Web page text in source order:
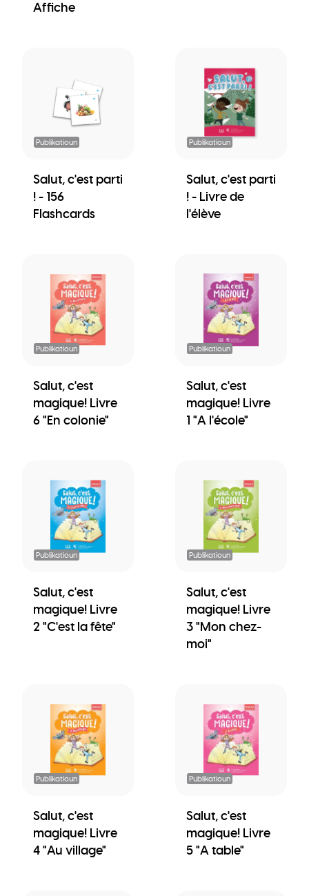
Affiche
Publikatioun
Salut, c'est parti
! - 156
Flashcards
Publikatioun
Salut, c'est parti
! - Livre de
l'élève
Publikatioun
Salut, c'est
magique! Livre
6 "En colonie"
Publikatioun
Salut, c'est
magique! Livre
1 "A l'école"
Publikatioun
Salut, c'est
magique! Livre
2 "C'est la fête"
Publikatioun
Salut, c'est
magique! Livre
3 "Mon chez-
moi"
Publikatioun
Salut, c'est
magique! Livre
4 "Au village"
Publikatioun
Salut, c'est
magique! Livre
5 "A table"